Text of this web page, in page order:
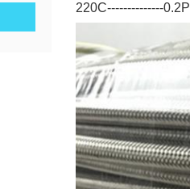
220C--------------0.2P